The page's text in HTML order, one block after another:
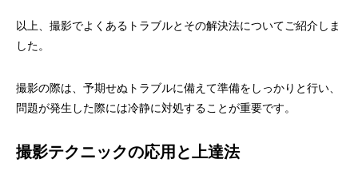
以上、撮影でよくあるトラブルとその解決法についてご紹介しま
した。
撮影の際は、予期せぬトラブルに備えて準備をしっかりと行い、
問題が発生した際には冷静に対処することが重要です。
撮影テクニックの応用と上達法